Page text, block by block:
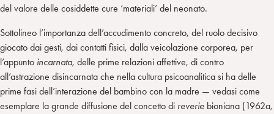
del valore delle cosiddette cure ‘materiali’ del neonato.
Sottolineo l’importanza dell’accudimento concreto, del ruolo decisivo
giocato dai gesti, dai contatti fisici, dalla veicolazione corporea, per
l’appunto incarnata, delle prime relazioni affettive, di contro
all’astrazione disincarnata che nella cultura psicoanalitica si ha delle
prime fasi dell’interazione del bambino con la madre — vedasi come
esemplare la grande diffusione del concetto di reverie bioniana (1962a,